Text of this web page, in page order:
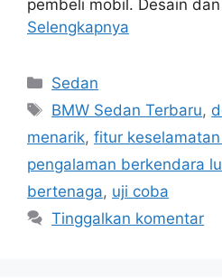
pembeli mobil. Desain
Selengkapnya
Kategori
Sedan
Tag
BMW Sedan Terbaru,
menarik, fitur
pengalaman berkendara
bertenaga, uji coba
Tinggalkan komentar